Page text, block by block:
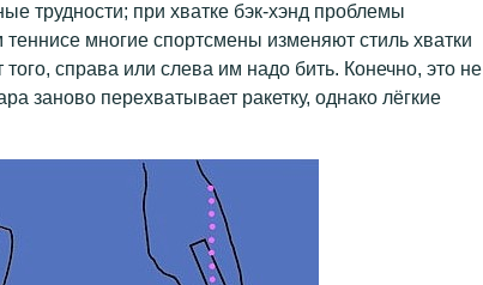
трудности; при хватке бэк-хэнд проблемы
многие спортсмены изменяют стиль хватки
справа или слева им надо бить. Конечно, это не
заново перехватывает ракетку, однако лёгкие